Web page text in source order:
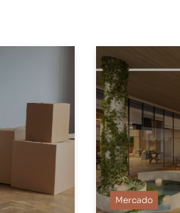
Mercado